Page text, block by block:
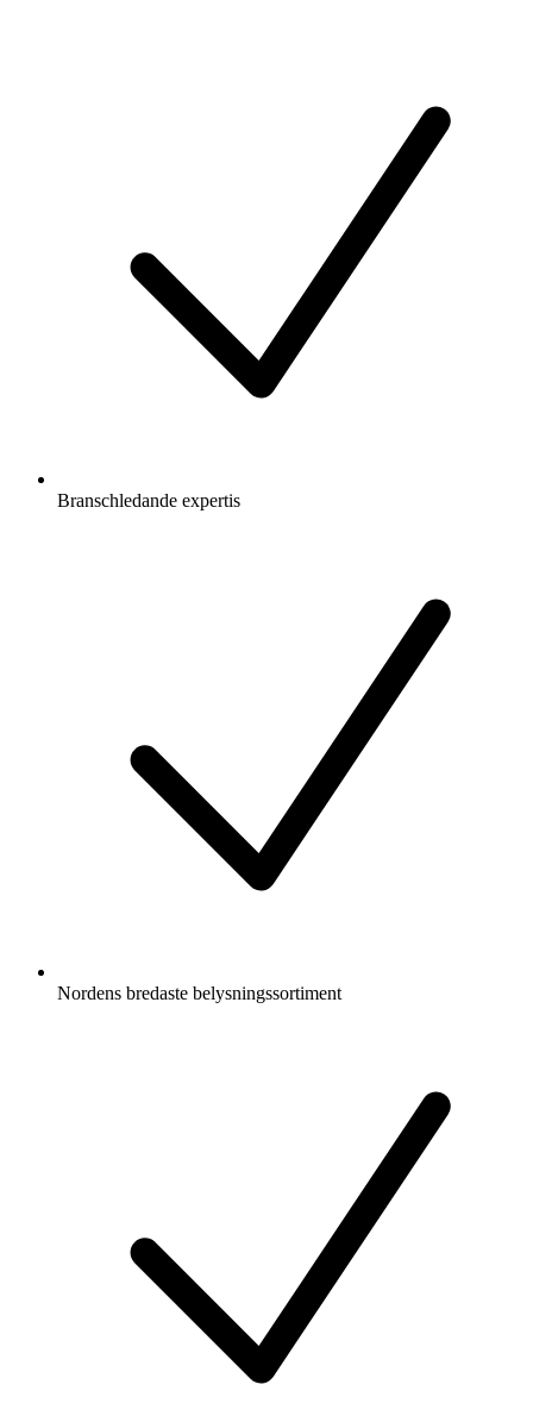
Branschledande expertis
Nordens bredaste belysningssortiment